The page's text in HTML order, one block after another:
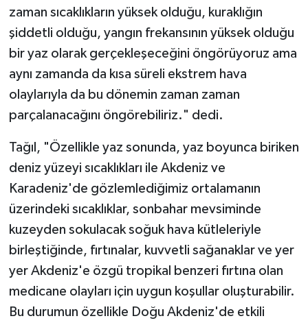
zaman sıcaklıkların yüksek olduğu, kuraklığın
şiddetli olduğu, yangın frekansının yüksek olduğu
bir yaz olarak gerçekleşeceğini öngörüyoruz ama
aynı zamanda da kısa süreli ekstrem hava
olaylarıyla da bu dönemin zaman zaman
parçalanacağını öngörebiliriz." dedi.
Tağıl, "Özellikle yaz sonunda, yaz boyunca biriken
deniz yüzeyi sıcaklıkları ile Akdeniz ve
Karadeniz'de gözlemlediğimiz ortalamanın
üzerindeki sıcaklıklar, sonbahar mevsiminde
kuzeyden sokulacak soğuk hava kütleleriyle
birleştiğinde, fırtınalar, kuvvetli sağanaklar ve yer
yer Akdeniz'e özgü tropikal benzeri fırtına olan
medicane olayları için uygun koşullar oluşturabilir.
Bu durumun özellikle Doğu Akdeniz'de etkili